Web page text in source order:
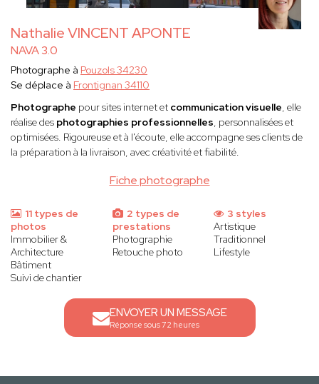
Nathalie VINCENT APONTE
NAVA 3.0
Fiche photographe
Photographe à Pouzols 34230
Se déplace à Frontignan 34110
Photographe pour sites internet et communication visuelle, elle
réalise des photographies professionnelles, personnalisées et
optimisées. Rigoureuse et à l'écoute, elle accompagne ses clients de
la préparation à la livraison, avec créativité et fiabilité.
11 types de
photos
Immobilier &
Architecture
Bâtiment
Suivi de chantier
2 types de
prestations
Photographie
Retouche photo
3 styles
Artistique
Traditionnel
Lifestyle
ENVOYER UN MESSAGE
Réponse sous 72 heures